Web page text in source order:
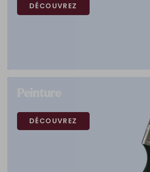
DÉCOUVREZ
DÉCOUVREZ